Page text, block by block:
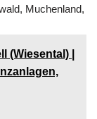
Muchenland,
(Wiesental) |